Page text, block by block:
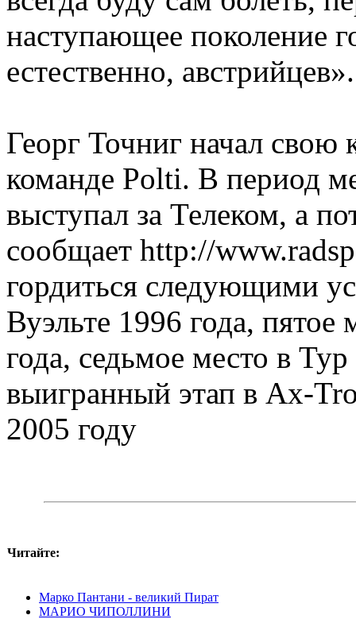
наступающее поколение
естественно,
Георг Точниг начал свою
команде Polti. В период
выступал за Телеком, а
сообщает http://
гордиться следующими
Вуэльте 1996 года,
года, седьмое место в
выигранный этап в Ax-
2005 году
Читайте:
Марко Пантани - великий Пират
МАРИО ЧИПОЛЛИНИ